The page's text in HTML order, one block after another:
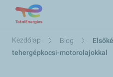
Morzsa
Kezdőlap Blog
tehergépkocsi-motorolajokkal